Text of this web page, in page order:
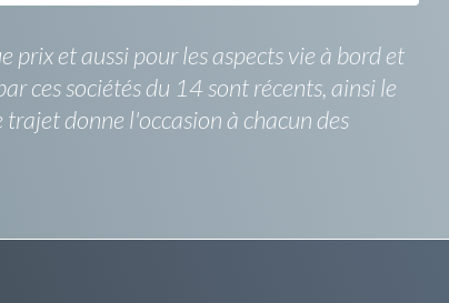
et aussi pour les aspects vie à bord et
ces sociétés du 14 sont récents, ainsi le
donne l'occasion à chacun des